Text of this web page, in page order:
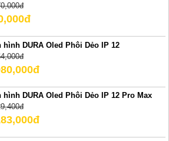
hình DURA Oled Phôi Dẻo IP 12
hình DURA Oled Phôi Dẻo IP 12 Pro Max